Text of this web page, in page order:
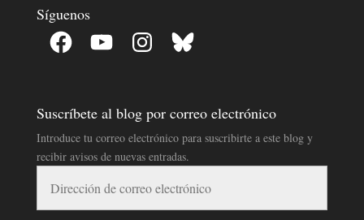
Síguenos
Facebook YouTube InstagramBluesky
Suscríbete al blog por correo electrónico
Introduce tu correo electrónico para suscribirte a este blog y
recibir avisos de nuevas entradas.
correo